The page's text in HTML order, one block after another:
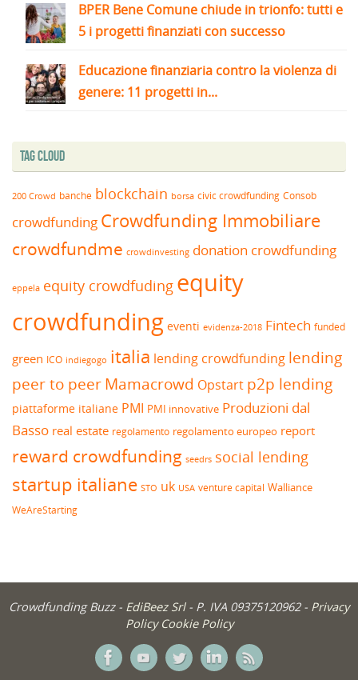
BPER Bene Comune chiude in trionfo: tutti e
5 i progetti finanziati con successo
Educazione finanziaria contro la violenza di
genere: 11 progetti in...
Tag Cloud
200 Crowd banche blockchain borsa civic crowdfunding Consob
crowdfunding Crowdfunding Immobiliare
crowdfundme crowdinvesting donation crowdfunding
eppela equity crowdfuding equity
crowdfunding eventi evidenza-2018 Fintech funded
green ICO indiegogo italia lending crowdfunding lending
peer to peerMamacrowd Opstart p2p lending
piattaforme italiane PMI PMI innovative Produzioni dal
Basso real estate regolamento regolamento europeo report
reward crowdfunding seedrs social lending
startup italiane STO uk USA venture capital Walliance
WeAreStarting
Crowdfunding Buzz - EdiBeez Srl - P. IVA 09375120962 - Privacy
Policy Cookie Policy